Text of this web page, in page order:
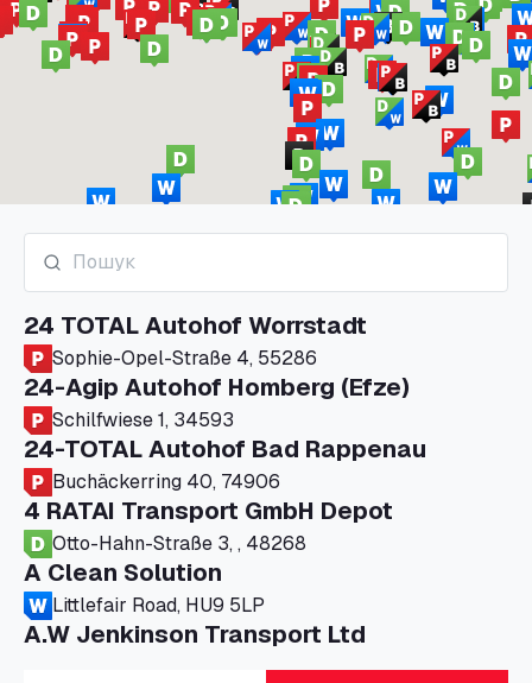
24 TOTAL Autohof Worrstadt
Sophie-Opel-Straße 4, 55286
24-Agip Autohof Homberg (Efze)
Schilfwiese 1, 34593
24-TOTAL Autohof Bad Rappenau
Buchäckerring 40, 74906
4 RATAI Transport GmbH Depot
Otto-Hahn-Straße 3, , 48268
A Clean Solution
Littlefair Road, HU9 5LP
A.W Jenkinson Transport Ltd
Progress House, ME11 5GA